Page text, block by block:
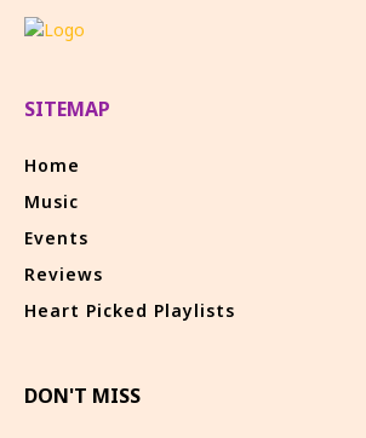
SITEMAP
Home
Music
Events
Reviews
Heart Picked Playlists
DON'T MISS